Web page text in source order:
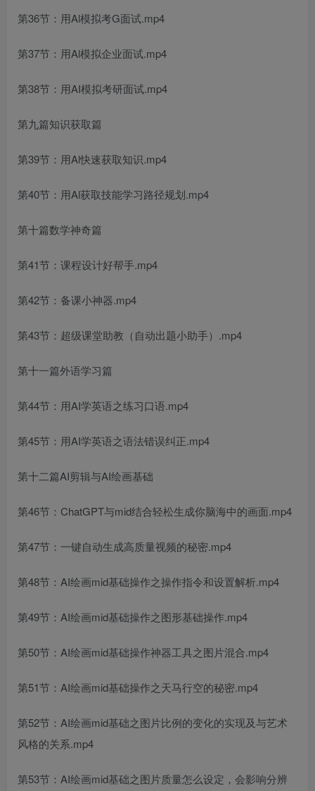
第36节：用Al模拟考G面试.mp4
第37节：用Al模拟企业面试.mp4
第38节：用AI模拟考研面试.mp4
第九篇知识获取篇
第39节：用Al快速获取知识.mp4
第40节：用Al获取技能学习路径规划.mp4
第十篇数学神奇篇
第41节：课程设计好帮手.mp4
第42节：备课小神器.mp4
第43节：超级课堂助教（自动出题小助手）.mp4
第十一篇外语学习篇
第44节：用AI学英语之练习口语.mp4
第45节：用AI学英语之语法错误纠正.mp4
第十二篇AI剪辑与AI绘画基础
第46节：ChatGPT与mid结合轻松生成你脑海中的画面.mp4
第47节：一键自动生成高质量视频的秘密.mp4
第48节：AI绘画mid基础操作之操作指令和设置解析.mp4
第49节：AI绘画mid基础操作之图形基础操作.mp4
第50节：AI绘画mid基础操作神器工具之图片混合.mp4
第51节：AI绘画mid基础操作之天马行空的秘密.mp4
第52节：AI绘画mid基础之图片比例的变化的实现及与艺术
风格的关系.mp4
第53节：AI绘画mid基础之图片质量怎么设定，会影响分辨